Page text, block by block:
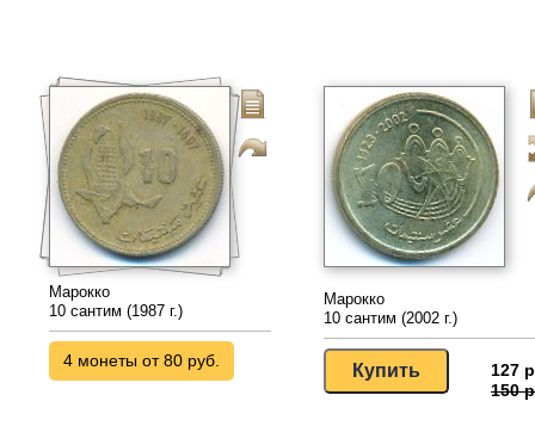
Марокко
10 сантим (1987 г.)
4 монеты от 80 руб.
Марокко
10 сантим (2002 г.)
127
150